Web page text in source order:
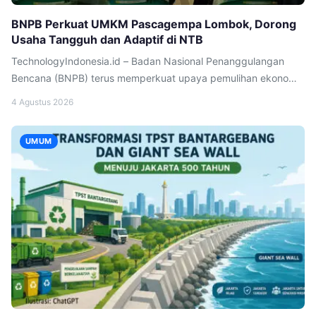
BNPB Perkuat UMKM Pascagempa Lombok, Dorong
Usaha Tangguh dan Adaptif di NTB
TechnologyIndonesia.id – Badan Nasional Penanggulangan
Bencana (BNPB) terus memperkuat upaya pemulihan ekonomi
risiko bencana. Langkah tersebut diwujudkan melalui kegiatan
dukungan pemasaran bagi kelompok masyarakat terdampak
yang digelar di Desa Wisata Taman Fantasi Pabar, Dusun
Telagawareng, Desa Pemenang Barat, Kecamatan Pemenang,
Kabupaten […]
4 Agustus 2026
UMUM